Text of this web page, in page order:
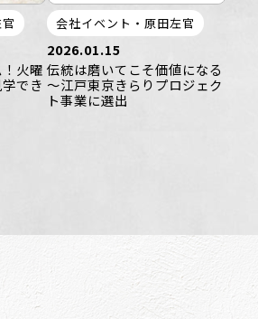
火曜
でき
会社イベント・原田左官
2026.01.15
伝統は磨いてこそ価値になる
～江戸東京きらりプロジェク
ト事業に選出